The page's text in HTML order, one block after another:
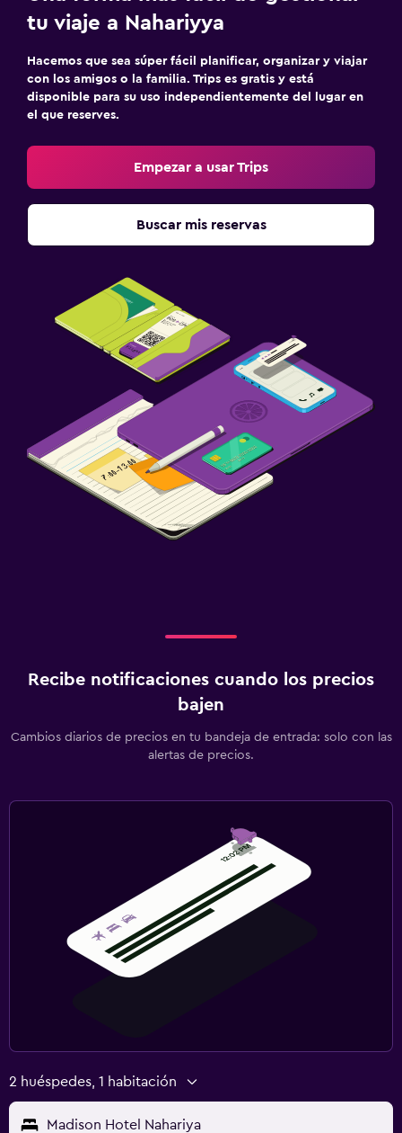
tu viaje a Nahariyya
Hacemos que sea súper fácil planificar, organizar y viajar
con los amigos o la familia. Trips es gratis y está
disponible para su uso independientemente del lugar en
el que reserves.
Empezar a usar Trips
Buscar mis reservas
Recibe notificaciones cuando los precios
bajen
Cambios diarios de precios en tu bandeja de entrada: solo con las
alertas de precios.
2 huéspedes, 1 habitación
Madison Hotel Nahariya